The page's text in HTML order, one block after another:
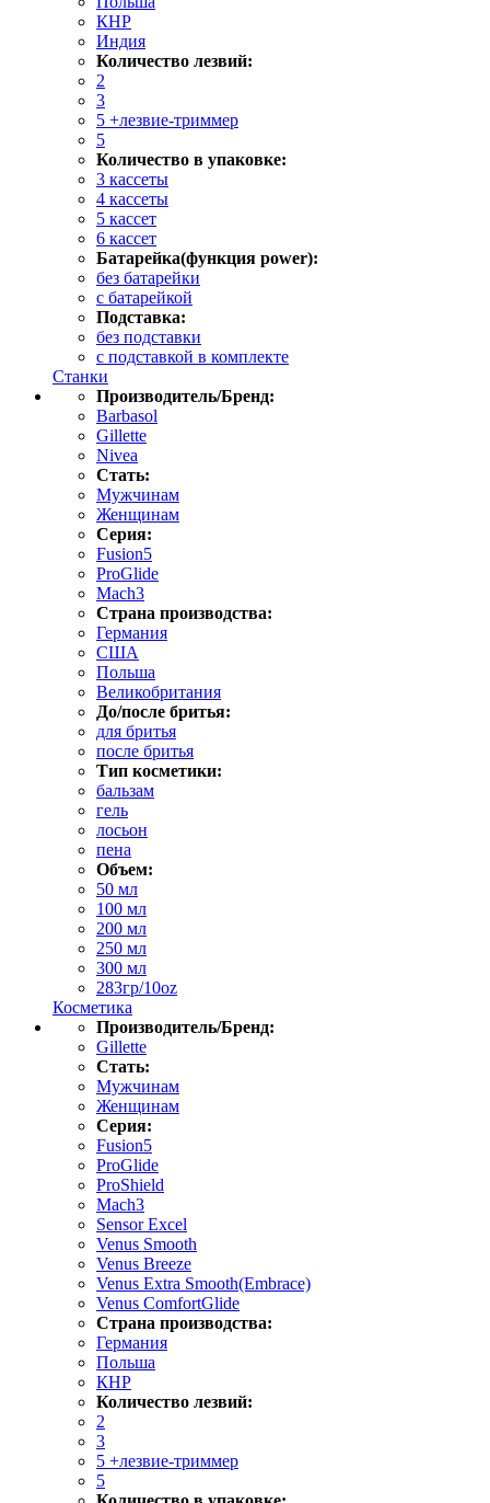
КНР
Индия
Количество лезвий:
2
3
5 +лезвие-триммер
5
Количество в упаковке:
3 кассеты
4 кассеты
5 кассет
6 кассет
Батарейка(функция power):
без батарейки
с батарейкой
Подставка:
без подставки
с подставкой в комплекте
Станки
Производитель/Бренд:
Barbasol
Gillette
Nivea
Стать:
Мужчинам
Женщинам
Серия:
Fusion5
ProGlide
Mach3
Страна производства:
Германия
США
Польша
Великобритания
До/после бритья:
для бритья
после бритья
Тип косметики:
бальзам
гель
лосьон
пена
Объем:
50 мл
100 мл
200 мл
250 мл
300 мл
283гр/10oz
Косметика
Производитель/Бренд:
Gillette
Стать:
Мужчинам
Женщинам
Серия:
Fusion5
ProGlide
ProShield
Mach3
Sensor Excel
Venus Smooth
Venus Breeze
Venus Extra Smooth(Embrace)
Venus ComfortGlide
Страна производства:
Германия
Польша
КНР
Количество лезвий:
2
3
5 +лезвие-триммер
5